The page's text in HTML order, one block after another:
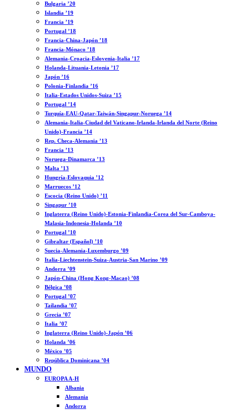
Bulgaria ’20
Islandia ’19
Francia ’19
Portugal ’18
Francia-China-Japón ’18
Francia-Mónaco ’18
Alemania-Croacia-Eslovenia-Italia ’17
Holanda-Lituania-Letonia ’17
Japón ’16
Polonia-Finlandia ’16
Italia-Estados Unidos-Suiza ’15
Portugal ’14
Turquía-EAU-Qatar-Taiwán-Singapur-Noruega ’14
Alemania-Italia-Ciudad del Vaticano-Irlanda-Irlanda del Norte (Reino
Unido)-Francia ’14
Rep. Checa-Alemania ’13
Francia ’13
Noruega-Dinamarca ’13
Malta ’13
Hungría-Eslovaquia ’12
Marruecos ’12
Escocia (Reino Unido) ’11
Singapur ’10
Inglaterra (Reino Unido)-Estonia-Finlandia-Corea del Sur-Camboya-
Malasia-Indonesia-Holanda ’10
Portugal ’10
Gibraltar (Español) ’10
Suecia-Alemania-Luxemburgo ’09
Italia-Liechtenstein-Suiza-Austria-San Marino ’09
Andorra ’09
Japón-China (Hong Kong-Macao) ’08
Bélgica ’08
Portugal ’07
Tailandia ’07
Grecia ’07
Italia ’07
Inglaterra (Reino Unido)-Japón ’06
Holanda ’06
México ’05
República Dominicana ’04
MUNDO
EUROPA A-H
Albania
Alemania
Andorra